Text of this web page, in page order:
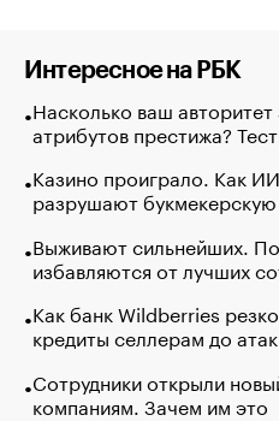
Интересное на РБК
Насколько ваш авторитет
атрибутов престижа?
Казино проиграло. Как
разрушают
Выживают сильнейших.
избавляются от лучших
Как банк Wildberries
кредиты селлерам до
Сотрудники открыли
компаниям. Зачем им это